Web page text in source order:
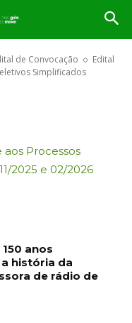
de Convocação
Edital
Simplificados
11/2025 e
Processos
2025 e 02/2026
anos
história da
de rádio de